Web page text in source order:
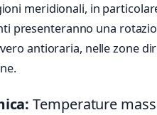
meridionali, in
presenteranno una
antioraria, nelle zone
Temperature